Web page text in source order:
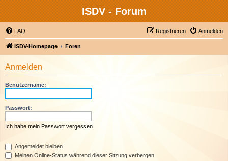
ISDV - Forum
FAQ Anmelden
Registrieren
ISDV-Homepage Foren
Anmelden
Benutzername:
Passwort:
Ich habe mein Passwort vergessen
Angemeldet bleiben
Meinen Online-Status während dieser Sitzung verbergen